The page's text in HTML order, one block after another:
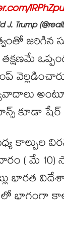
Trump
జరిగిన
తక్షణమే
కూడా
( మే
భారత